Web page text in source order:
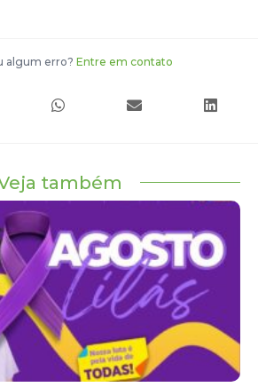
algum erro? Entre em contato
também